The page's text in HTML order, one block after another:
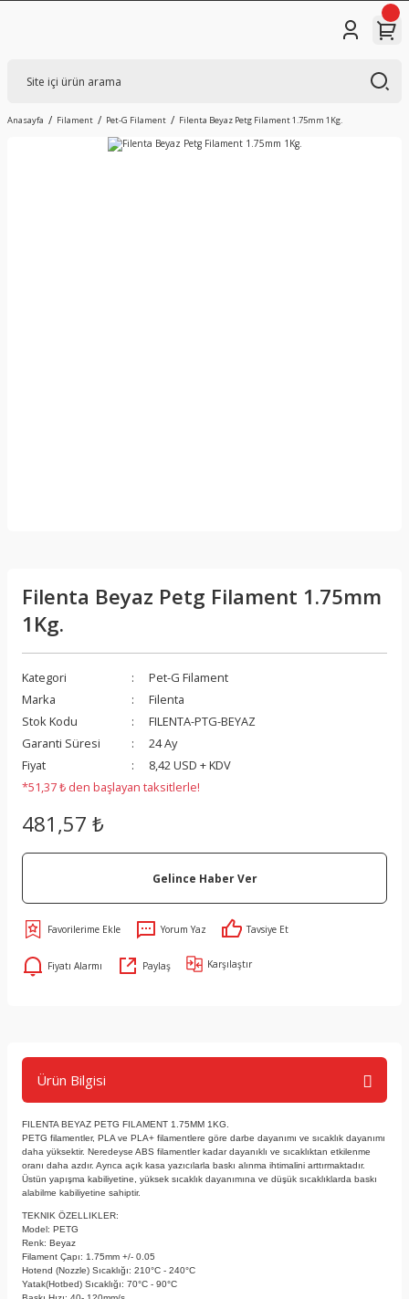
Anasayfa Filament Pet-G Filament Filenta Beyaz Petg Filament 1.75mm 1Kg.
Filenta Beyaz Petg Filament 1.75mm
1Kg.
Kategori
Pet-G Filament
Marka
Filenta
Stok Kodu
FILENTA-PTG-BEYAZ
Garanti Süresi
24 Ay
Fiyat
8,42 USD + KDV
*51,37 ₺ den başlayan taksitlerle!
481,57 ₺
Gelince Haber Ver
Yorum Yaz Tavsiye Et
Fiyatı Alarmı Paylaş Karşılaştır
Ürün Bilgisi
FILENTA BEYAZ PETG FILAMENT 1.75MM 1KG.
PETG filamentler, PLA ve PLA+ filamentlere göre darbe dayanımı ve sıcaklık dayanımı
daha yüksektir. Neredeyse ABS filamentler kadar dayanıklı ve sıcaklıktan etkilenme
oranı daha azdır. Ayrıca açık kasa yazıcılarla baskı alınma ihtimalini arttırmaktadır.
Üstün yapışma kabiliyetine, yüksek sıcaklık dayanımına ve düşük sıcaklıklarda baskı
alabilme kabiliyetine sahiptir.
TEKNIK ÖZELLIKLER:
Model: PETG
Renk: Beyaz
Filament Çapı: 1.75mm +/- 0.05
Hotend (Nozzle) Sıcaklığı: 210°C - 240°C
Yatak(Hotbed) Sıcaklığı: 70°C - 90°C